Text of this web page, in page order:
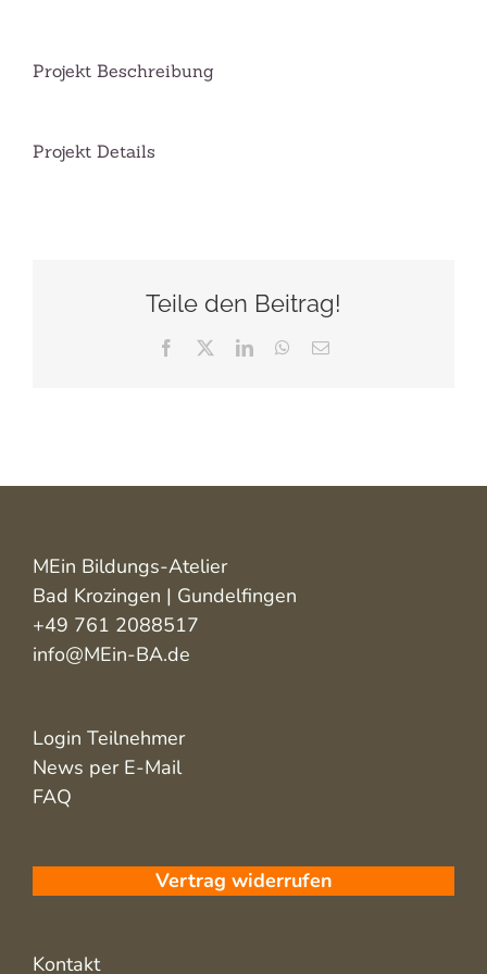
Projekt Beschreibung
Projekt Details
Teile den Beitrag!
Facebook LinkedInWhatsApp
E-
MEin Bildungs-Atelier
Bad Krozingen | Gundelfingen
+49 761 2088517
info@MEin-BA.de
Login Teilnehmer
News per E-Mail
FAQ
Vertrag widerrufen
Kontakt